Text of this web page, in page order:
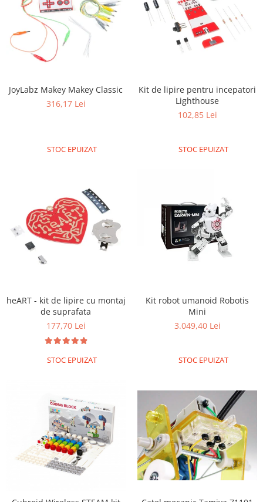
Microcontrollere AVR
PCB - Placute Circuit
Rezistoare
Imprimante 3D
Imprimante 3D
Componente
Filament Premium ABS 3 mm
Filament Premium PLA 1.75 mm
Filamente Speciale
Prusa I3 DIY Kit
Kituri incepatori Arduino
Pentru Incepatori
Micro:bit
Junior Robotics
Junior Robotics
Lego Education
STEM Education
Ugears
Kit Fun
Cadouri
JoyLabz Makey Makey Classic
316,17 Lei
STOC EPUIZAT
Kit de lipire pentru incepatori
Lighthouse
102,85 Lei
STOC EPUIZAT
heART - kit de lipire cu montaj
de suprafata
177,70 Lei
STOC EPUIZAT
Kit robot umanoid Robotis
Mini
3.049,40 Lei
STOC EPUIZAT